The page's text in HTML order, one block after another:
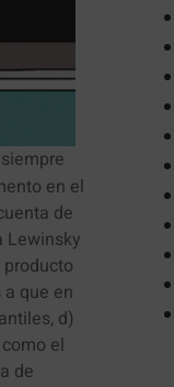
en el
de
Lewinsky
que en
d)
el
de